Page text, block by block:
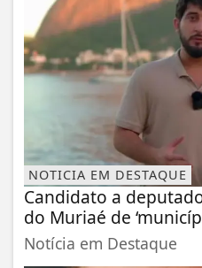
NOTICIA EM DESTAQUE
Candidato a
do Muriaé de
Notícia em Destaque